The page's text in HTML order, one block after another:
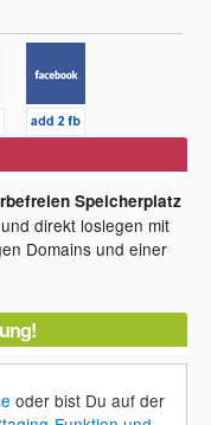
Speicherplatz
und direkt loslegen mit
Domains und einer
oder bist Du auf der